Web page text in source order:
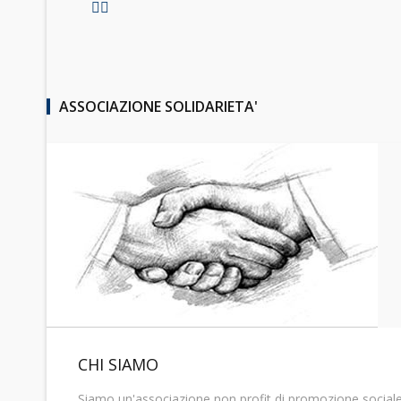
ASSOCIAZIONE SOLIDARIETA'
CHI SIAMO